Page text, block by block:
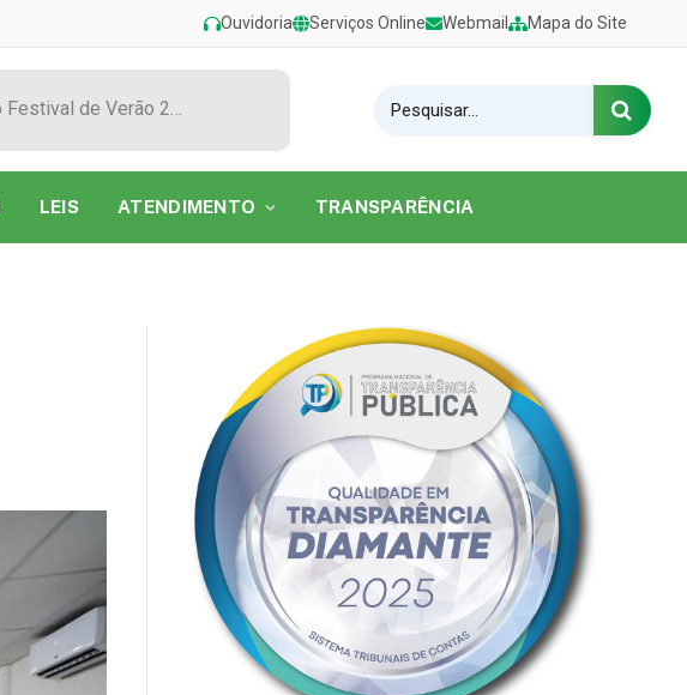
Ouvidoria Serviços Online Webmail Mapa do Site
Show de Tarcísio do Acordeon encerra o Festival de Verão 2026 na Praia do Caripi
LEIS ATENDIMENTO TRANSPARÊNCIA